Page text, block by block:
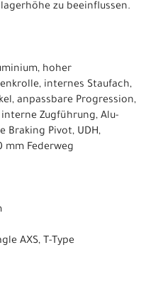
zu beeinflussen.
hoher
internes Staufach,
anpassbare Progression,
Zugführung, Alu-
Braking Pivot, UDH,
mm Federweg
AXS, T-Type